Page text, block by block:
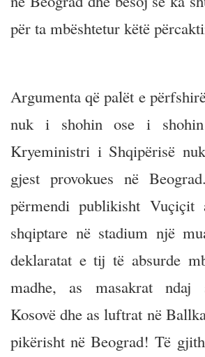
për ta mbështetur këtë
Argumenta që palët e
nuk i shohin ose i
Kryeministri i Shqipërisë
gjest provokues në
përmendi publikisht
shqiptare në stadium një
deklaratat e tij të absurde
madhe, as masakrat ndaj
Kosovë dhe as luftrat në
pikërisht në Beograd! Të